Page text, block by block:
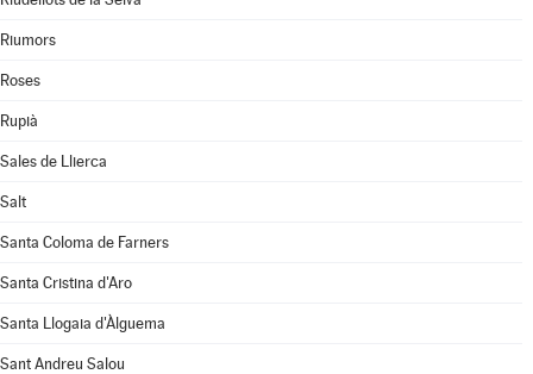
Riumors
Roses
Rupià
Sales de Llierca
Salt
Santa Coloma de Farners
Santa Cristina d'Aro
Santa Llogaia d'Àlguema
Sant Andreu Salou